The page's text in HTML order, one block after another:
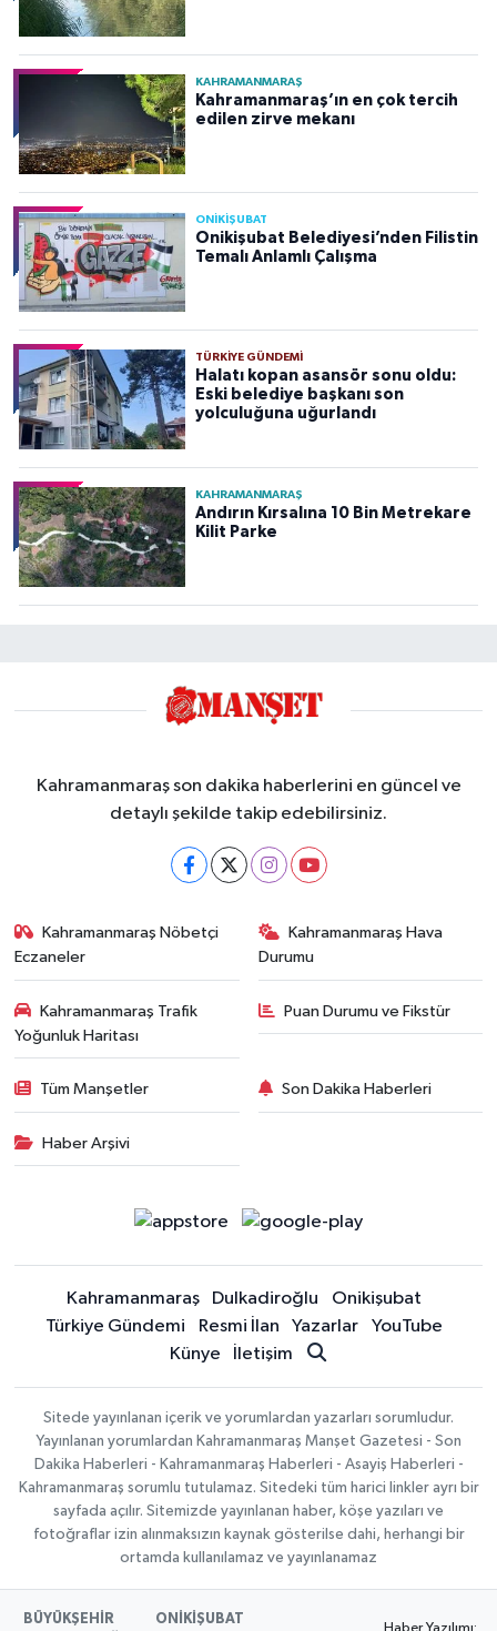
KAHRAMANMARAŞ
Kahramanmaraş’ın en çok tercih
edilen zirve mekanı
ONİKİŞUBAT
Onikişubat Belediyesi’nden Filistin
Temalı Anlamlı Çalışma
TÜRKIYE GÜNDEMI
Halatı kopan asansör sonu oldu:
Eski belediye başkanı son
yolculuğuna uğurlandı
KAHRAMANMARAŞ
Andırın Kırsalına 10 Bin Metrekare
Kilit Parke
Kahramanmaraş son dakika haberlerini en güncel ve
detaylı şekilde takip edebilirsiniz.
Kahramanmaraş Nöbetçi
Eczaneler
Kahramanmaraş Hava
Durumu
Kahramanmaraş Trafik
Yoğunluk Haritası
Puan Durumu ve Fikstür
Tüm Manşetler Son Dakika Haberleri
Haber Arşivi
Kahramanmaraş Dulkadiroğlu
Onikişubat
Türkiye Gündemi
Resmi İlan Yazarlar
YouTube
Künye
İletişim
Sitede yayınlanan içerik ve yorumlardan yazarları sorumludur.
Yayınlanan yorumlardan Kahramanmaraş Manşet Gazetesi - Son
Dakika Haberleri - Kahramanmaraş Haberleri - Asayiş Haberleri -
Kahramanmaraş sorumlu tutulamaz. Sitedeki tüm harici linkler ayrı bir
sayfada açılır. Sitemizde yayınlanan haber, köşe yazıları ve
fotoğraflar izin alınmaksızın kaynak gösterilse dahi, herhangi bir
ortamda kullanılamaz ve yayınlanamaz
BÜYÜKŞEHİR ONİKİŞUBAT